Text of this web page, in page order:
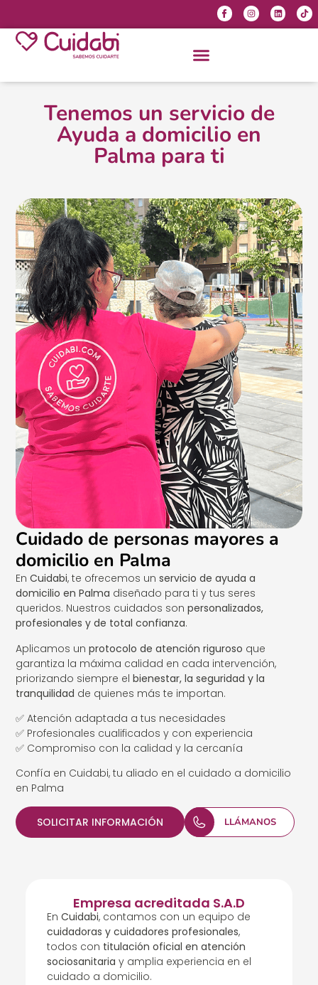
Tenemos un servicio de
Ayuda a domicilio en
Palma para ti
Cuidado de personas mayores a
domicilio en Palma
EnCuidabi, te ofrecemos unservicio de ayuda a
domicilio en Palma diseñado para ti y tus seres
queridos. Nuestros cuidados sonpersonalizados,
profesionales y de total confianza.
Aplicamos unprotocolo de atención riguroso que
garantiza la máxima calidad en cada intervención,
priorizando siempre elbienestar, la seguridad y la
tranquilidad de quienes más te importan.
✅ Atención adaptada a tus necesidades
✅ Profesionales cualificados y con experiencia
✅ Compromiso con la calidad y la cercanía
Confía en Cuidabi, tu aliado en el cuidado a domicilio
en Palma
SOLICITAR INFORMACIÓN LLÁMANOS
Empresa acreditada S.A.D
En Cuidabi, contamos con un equipo de
cuidadoras y cuidadores profesionales,
todos con titulación oficial en atención
sociosanitaria y amplia experiencia en el
cuidado a domicilio.